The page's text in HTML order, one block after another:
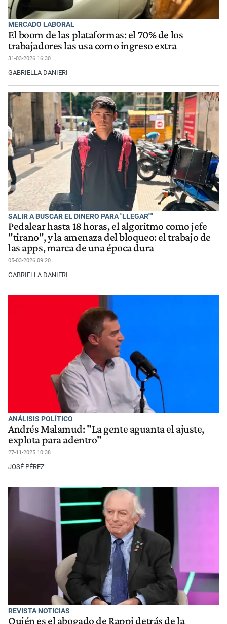
MERCADO LABORAL
El boom de las plataformas: el 70% de los
trabajadores las usa como ingreso extra
31-03-2026 16:30
GABRIELLA DANIERI
SALIR A BUSCAR EL DINERO PARA "LLEGAR""
Pedalear hasta 18 horas, el algoritmo como jefe
"tirano", y la amenaza del bloqueo: el trabajo de
las apps, marca de una época dura
05-03-2026 09:20
GABRIELLA DANIERI
ANÁLISIS POLÍTICO
Andrés Malamud: "La gente aguanta el ajuste,
explota para adentro"
27-11-2025 10:38
JOSÉ PÉREZ
REVISTA NOTICIAS
Quién es el abogado de Rappi detrás de la